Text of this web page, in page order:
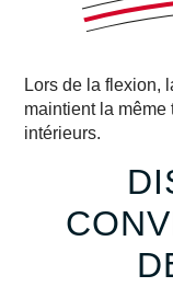
Lors de la flexion,
maintient la
intérieurs.